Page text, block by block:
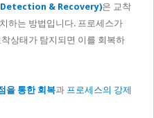
Detection & Recovery)은 교착
하는 방법입니다. 프로세스가
상태가 탐지되면 이를 회복하
을 통한 회복과 프로세스의 강제